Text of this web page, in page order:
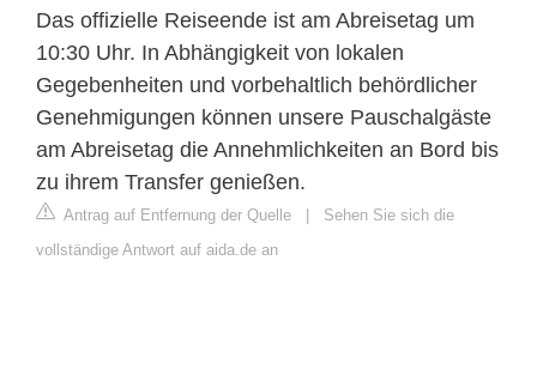
Das offizielle Reiseende ist am Abreisetag um
10:30 Uhr. In Abhängigkeit von lokalen
Gegebenheiten und vorbehaltlich behördlicher
Genehmigungen können unsere Pauschalgäste
am Abreisetag die Annehmlichkeiten an Bord bis
zu ihrem Transfer genießen.
Antrag auf Entfernung der Quelle
Sehen Sie sich die
vollständige Antwort auf aida.de an